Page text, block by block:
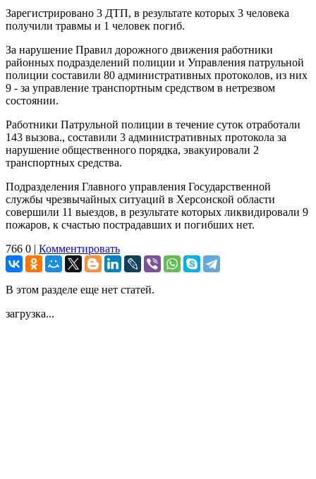
Зарегистрировано 3 ДТП, в результате которых 3 человека
получили травмы и 1 человек погиб.
За нарушение Правил дорожного движения работники
районных подразделений полиции и Управления патрульной
полиции составили 80 административных протоколов, из них
9 - за управление транспортным средством в нетрезвом
состоянии.
Работники Патрульной полиции в течение суток отработали
143 вызова., составили 3 административных протокола за
нарушение общественного порядка, эвакуировали 2
транспортных средства.
Подразделения Главного управления Государственной
службы чрезвычайных ситуаций в Херсонской области
совершили 11 выездов, в результате которых ликвидировали 9
пожаров, к счастью пострадавших и погибших нет.
766 0 | Комментировать
В этом разделе еще нет статей.
загрузка...